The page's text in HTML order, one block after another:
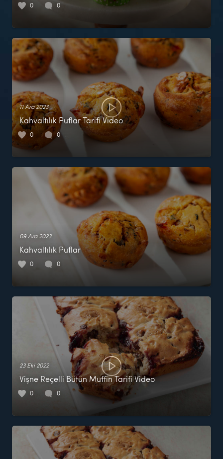
0 0
11 Ara 2023
Kahvaltılık Puflar Tarifi Video
0 0
09 Ara 2023
Kahvaltılık Puflar
0 0
23 Eki 2022
Vişne Reçelli Bütün Muffin Tarifi Video
0 0